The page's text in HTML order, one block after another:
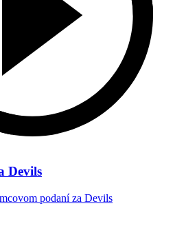
Devils
podaní za Devils